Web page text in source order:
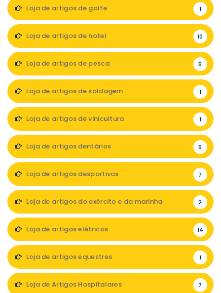
Loja de artigos de golfe 1
Loja de artigos de hotel 10
Loja de artigos de pesca 5
Loja de artigos de soldagem 1
Loja de artigos de vinicultura 1
Loja de artigos dentários 5
Loja de artigos desportivos 7
Loja de artigos do exército e da marinha 2
Loja de artigos elétricos 14
Loja de artigos equestres 1
Loja de Artigos Hospitalares 7